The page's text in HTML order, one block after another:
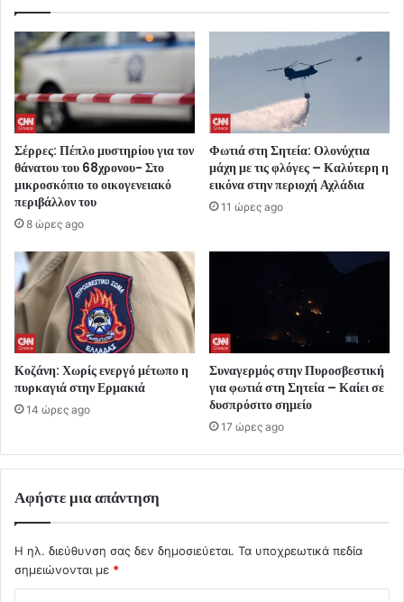
Σέρρες: Πέπλο μυστηρίου για τον
θάνατου του 68χρονου- Στο
μικροσκόπιο το οικογενειακό
περιβάλλον του
8 ώρες ago
Φωτιά στη Σητεία: Ολονύχτια
μάχη με τις φλόγες – Καλύτερη η
εικόνα στην περιοχή Αχλάδια
11 ώρες ago
Κοζάνη: Χωρίς ενεργό μέτωπο η
πυρκαγιά στην Ερμακιά
14 ώρες ago
Συναγερμός στην Πυροσβεστική
για φωτιά στη Σητεία – Καίει σε
δυσπρόσιτο σημείο
17 ώρες ago
Αφήστε μια απάντηση
Η ηλ. διεύθυνση σας δεν δημοσιεύεται. Τα υποχρεωτικά πεδία
σημειώνονται με *